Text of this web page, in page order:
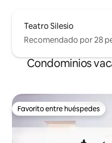
Teatro Silesio
Recomendado por 28
Condominios
Favorito entre huéspedes
Favorito entre huéspedes